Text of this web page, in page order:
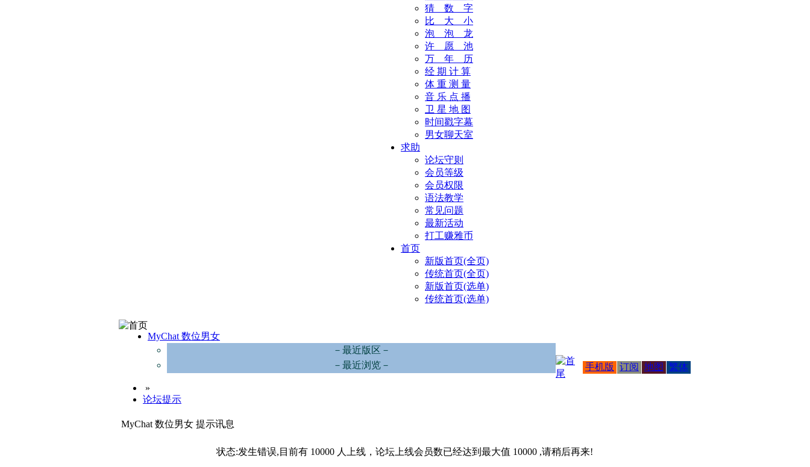
猜 数 字
比 大 小
泡 泡 龙
许 愿 池
万 年 历
经 期 计 算
体 重 测 量
音 乐 点 播
卫 星 地 图
时间戳字幕
男女聊天室
求助
论坛守则
会员等级
会员权限
语法教学
常见问题
最新活动
打工赚雅币
首页
新版首页(全页)
传统首页(全页)
新版首页(选单)
传统首页(选单)
MyChat 数位男女
－最近版区－
－最近浏览－
»
论坛提示
手机版 订阅 地图 繁体
MyChat 数位男女 提示讯息
状态:发生错误,目前有 10000 人上线，论坛上线会员数已经达到最大值 10000 ,请稍后再来!